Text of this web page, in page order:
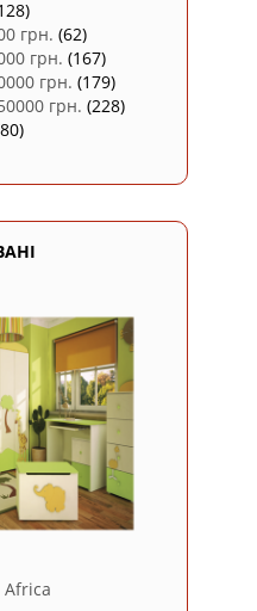
грн. (62)
грн. (167)
грн. (179)
грн. (228)
Africa